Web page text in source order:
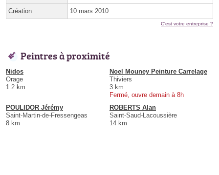
Création 10 mars 2010
C'est votre entreprise ?
Peintres à proximité
Nidos
Orage
1.2 km
Noel Mouney Peinture Carrelage
Thiviers
3 km
Fermé, ouvre demain à 8h
POULIDOR Jérémy
Saint-Martin-de-Fressengeas
8 km
ROBERTS Alan
Saint-Saud-Lacoussière
14 km